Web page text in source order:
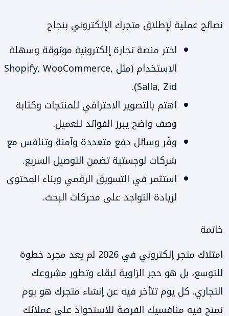
نصائح عملية لإطلاق متجرك الإلكتروني بنجاح
اختر منصة تجارة إلكترونية موثوقة وسهلة
الاستخدام (مثل Shopify, WooCommerce,
Salla, Zid).
اهتم بالتصوير الاحترافي للمنتجات وكتابة
وصف واضح يبرز الفوائد للعميل.
وفّر وسائل دفع متعددة وآمنة وتنافس مع
شركات لوجستية تضمن التوصيل السريع.
استثمر في التسويق الرقمي وبناء المحتوى
لزيادة التواجد على محركات البحث.
خاتمة
امتلاك متجر إلكتروني في 2026 لم يعد مجرد خطوة
للتوسع، بل هو حجر الزاوية لبقاء وتطور مشروعك
التجاري. كل يوم تتأخر فيه عن إنشاء متجرك هو يوم
تمنح فيه منافسيك الفرصة للاستحواذ على عملائك